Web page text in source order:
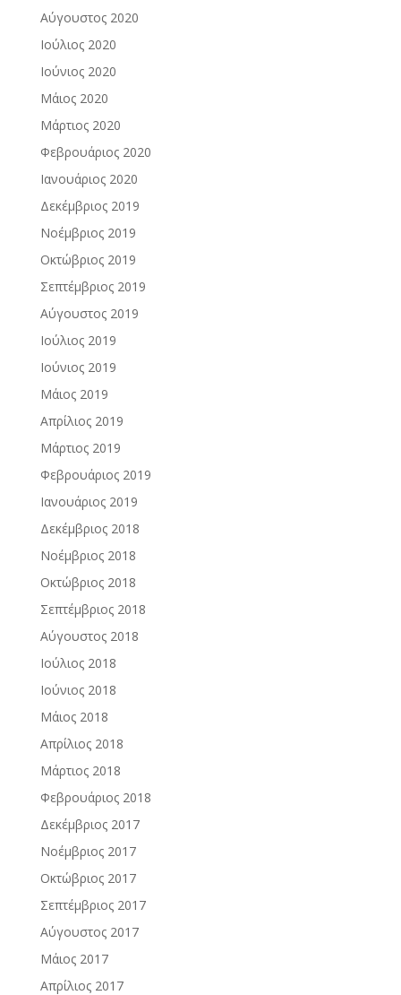
Αύγουστος 2020
Ιούλιος 2020
Ιούνιος 2020
Μάιος 2020
Μάρτιος 2020
Φεβρουάριος 2020
Ιανουάριος 2020
Δεκέμβριος 2019
Νοέμβριος 2019
Οκτώβριος 2019
Σεπτέμβριος 2019
Αύγουστος 2019
Ιούλιος 2019
Ιούνιος 2019
Μάιος 2019
Απρίλιος 2019
Μάρτιος 2019
Φεβρουάριος 2019
Ιανουάριος 2019
Δεκέμβριος 2018
Νοέμβριος 2018
Οκτώβριος 2018
Σεπτέμβριος 2018
Αύγουστος 2018
Ιούλιος 2018
Ιούνιος 2018
Μάιος 2018
Απρίλιος 2018
Μάρτιος 2018
Φεβρουάριος 2018
Δεκέμβριος 2017
Νοέμβριος 2017
Οκτώβριος 2017
Σεπτέμβριος 2017
Αύγουστος 2017
Μάιος 2017
Απρίλιος 2017